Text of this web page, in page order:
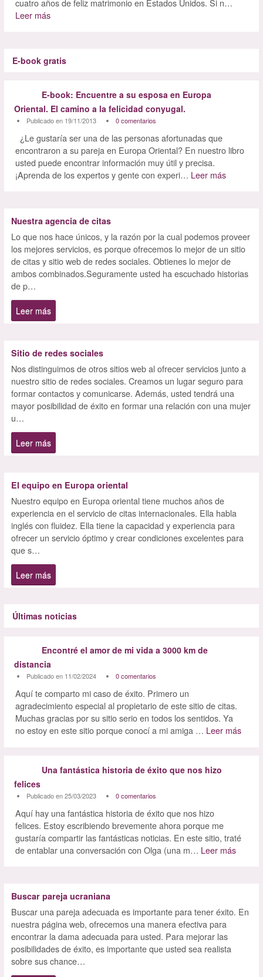
Leer más
E-book gratis
E-book: Encuentre a su esposa en Europa
Oriental. El camino a la felicidad conyugal.
Publicado en 19/11/2013 0 comentarios
¿Le gustaría ser una de las personas afortunadas que
encontraron a su pareja en Europa Oriental? En nuestro libro
usted puede encontrar información muy útil y precisa.
¡Aprenda de los expertos y gente con experi… Leer más
Nuestra agencia de citas
Lo que nos hace únicos, y la razón por la cual podemos proveer
los mejores servicios, es porque ofrecemos lo mejor de un sitio
de citas y sitio web de redes sociales. Obtienes lo mejor de
ambos combinados.Seguramente usted ha escuchado historias
de p…
Leer más
Sitio de redes sociales
Nos distinguimos de otros sitios web al ofrecer servicios junto a
nuestro sitio de redes sociales. Creamos un lugar seguro para
formar contactos y comunicarse. Además, usted tendrá una
mayor posibilidad de éxito en formar una relación con una mujer
u…
Leer más
El equipo en Europa oriental
Nuestro equipo en Europa oriental tiene muchos años de
experiencia en el servicio de citas internacionales. Ella habla
inglés con fluidez. Ella tiene la capacidad y experiencia para
ofrecer un servicio óptimo y crear condiciones excelentes para
que s…
Leer más
Últimas noticias
Encontré el amor de mi vida a 3000 km de
distancia
Publicado en 11/02/2024 0 comentarios
Aquí te comparto mi caso de éxito. Primero un
agradecimiento especial al propietario de este sitio de citas.
Muchas gracias por su sitio serio en todos los sentidos. Ya
no estoy en este sitio porque conocí a mi amiga … Leer más
Una fantástica historia de éxito que nos hizo
felices
Publicado en 25/03/2023 0 comentarios
Aquí hay una fantástica historia de éxito que nos hizo
felices. Estoy escribiendo brevemente ahora porque me
gustaría compartir las fantásticas noticias. En este sitio, traté
de entablar una conversación con Olga (una m… Leer más
Buscar pareja ucraniana
Buscar una pareja adecuada es importante para tener éxito. En
nuestra página web, ofrecemos una manera efectiva para
encontrar la dama adecuada para usted. Para mejorar las
posibilidades de éxito, es importante que usted sea realista
sobre sus chance…